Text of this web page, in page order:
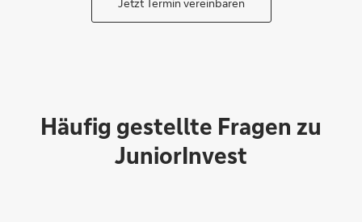
Jetzt Termin vereinbaren
Häufig gestellte Fragen zu
JuniorInvest